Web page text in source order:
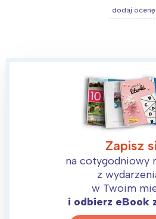
dodaj ocenę
Zapisz
na cotygodniowy
z
w Twoim
i odbierz eBook